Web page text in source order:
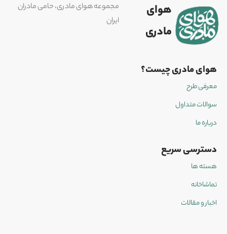
هوای
مادری
مجموعه هوای مادری، حامی مادران
ایران
هوای مادری چیست؟
معرفی طرح
سوالات متداول
درباره ما
دسترسی سریع
هسته ها
تماشاخانه
اخبار و مقالات